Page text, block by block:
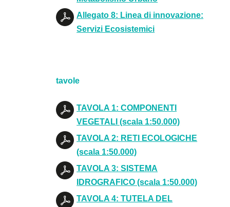
Allegato 8: Linea di innovazione:
Servizi Ecosistemici
tavole
TAVOLA 1: COMPONENTI
VEGETALI (scala 1:50.000)
TAVOLA 2: RETI ECOLOGICHE
(scala 1:50.000)
TAVOLA 3: SISTEMA
IDROGRAFICO (scala 1:50.000)
TAVOLA 4: TUTELA DEL